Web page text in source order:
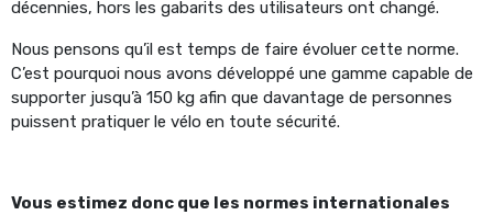
décennies, hors les gabarits des utilisateurs ont changé.
Nous pensons qu’il est temps de faire évoluer cette norme.
C’est pourquoi nous avons développé une gamme capable de
supporter jusqu’à 150 kg afin que davantage de personnes
puissent pratiquer le vélo en toute sécurité.
Vous estimez donc que les normes internationales